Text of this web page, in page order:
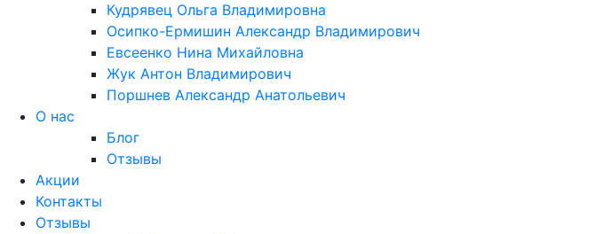
Кудрявец Ольга Владимировна
Осипко-Ермишин Александр Владимирович
Евсеенко Нина Михайловна
Жук Антон Владимирович
Поршнев Александр Анатольевич
О нас
Блог
Отзывы
Акции
Контакты
Отзывы